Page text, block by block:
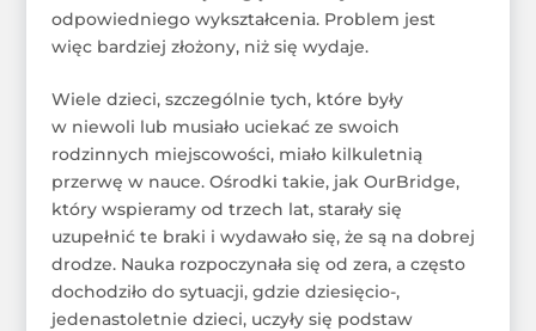
odpowiedniego wykształcenia. Problem jest
więc bardziej złożony, niż się wydaje.
Wiele dzieci, szczególnie tych, które były
w niewoli lub musiało uciekać ze swoich
rodzinnych miejscowości, miało kilkuletnią
przerwę w nauce. Ośrodki takie, jak OurBridge,
który wspieramy od trzech lat, starały się
uzupełnić te braki i wydawało się, że są na dobrej
drodze. Nauka rozpoczynała się od zera, a często
dochodziło do sytuacji, gdzie dziesięcio-,
jedenastoletnie dzieci, uczyły się podstaw